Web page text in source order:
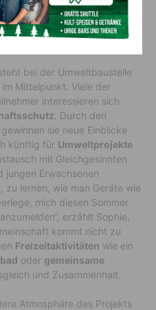
bei der Umweltbaustelle
Mittelpunkt. Viele der
interessieren sich
. Durch den
sie neue Einblicke
künftig für Umweltprojekte
mit Gleichgesinnten
jungen Erwachsenen
zu lernen, wie man Geräte wie
mich diesen Sommer
erzählt Sophie,
kommt nicht zu
Freizeitaktivitäten wie ein
oder gemeinsame
und Zusammenhalt.
Atmosphäre des Projekts